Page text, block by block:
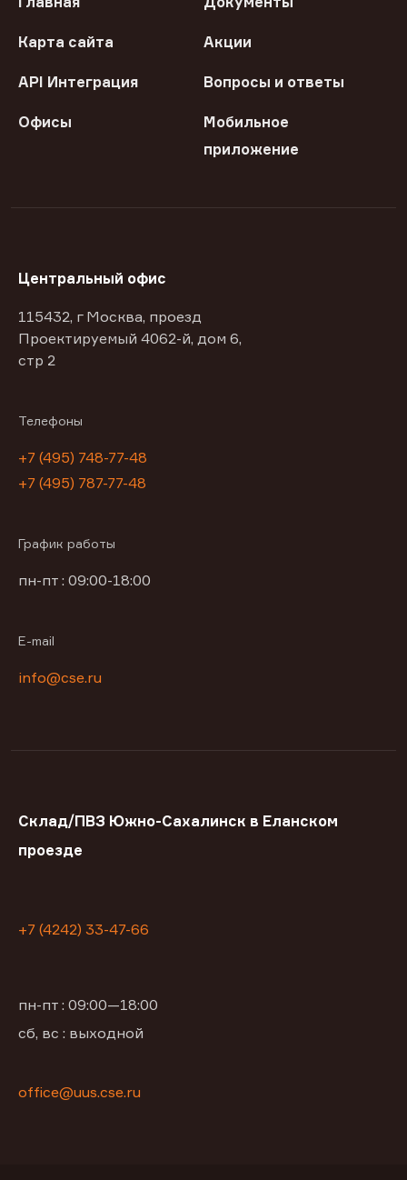
Карта сайта Акции
API Интеграция Вопросы и ответы
Офисы
Мобильное
приложение
Центральный офис
115432, г Москва, проезд
Проектируемый 4062-й, дом 6,
стр 2
Телефоны
+7 (495) 748-77-48
+7 (495) 787-77-48
График работы
пн-пт : 09:00-18:00
E-mail
info@cse.ru
Склад/ПВЗ Южно-Сахалинск в Еланском
проезде
+7 (4242) 33-47-66
пн-пт : 09:00—18:00
сб, вс : выходной
office@uus.cse.ru